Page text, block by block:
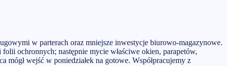
w parterach oraz mniejsze inwestycje biurowo-magazynowe.
ochronnych; następnie mycie właściwe okien, parapetów,
wejść w poniedziałek na gotowe. Współpracujemy z